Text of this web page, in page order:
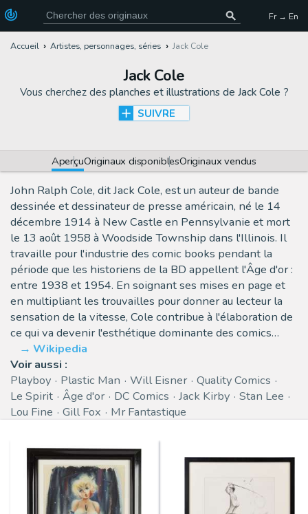
Fr → En
Accueil Artistes, personnages, séries Jack Cole
Jack Cole
Vous cherchez des planches et illustrations de Jack Cole ?
SUIVRE
AperçuOriginaux disponiblesOriginaux vendus
John Ralph Cole, dit Jack Cole, est un auteur de bande
dessinée et dessinateur de presse américain, né le 14
décembre 1914 à New Castle en Pennsylvanie et mort
le 13 août 1958 à Woodside Township dans l'Illinois. Il
travaille pour l'industrie des comic books pendant la
période que les historiens de la BD appellent l'Âge d'or :
entre 1938 et 1954. En soignant ses mises en page et
en multipliant les trouvailles pour donner au lecteur la
sensation de la vitesse, Cole contribue à l'élaboration de
ce qui va devenir l'esthétique dominante des comics…
Wikipedia
Voir aussi :
Playboy
Plastic Man Will Eisner
Quality Comics
Le Spirit
Âge d'or DC Comics Jack Kirby
Stan Lee
Lou Fine
Gill Fox Mr Fantastique